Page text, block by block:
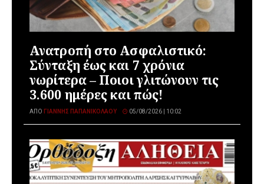
Ανατροπή στο Ασφαλιστικό:
Σύνταξη έως και 7 χρόνια
νωρίτερα – Ποιοι γλιτώνουν τις
3.600 ημέρες και πώς!
ΑΠΌ ΓΙΆΝΝΗΣ ΠΑΠΑΝΙΚΟΛΆΟΥ 05/08/2026 | 10:02